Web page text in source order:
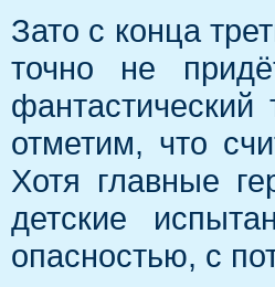
Зато с конца
точно не
отметим, что
Хотя главные
детские
опасностью, с